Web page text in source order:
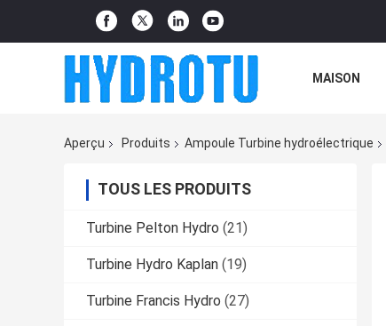
MAISON
Aperçu Produits Ampoule Turbine hydroélectrique
TOUS LES PRODUITS
Turbine Pelton Hydro (21)
Turbine Hydro Kaplan (19)
Turbine Francis Hydro (27)